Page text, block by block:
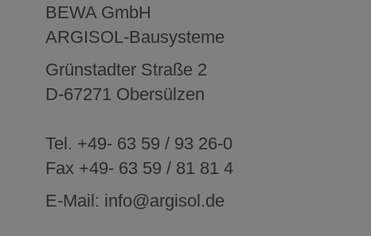
BEWA GmbH
ARGISOL-Bausysteme
Grünstadter Straße 2
D-67271 Obersülzen
Tel. +49- 63 59 / 93 26-0
Fax +49- 63 59 / 81 81 4
E-Mail: info@argisol.de